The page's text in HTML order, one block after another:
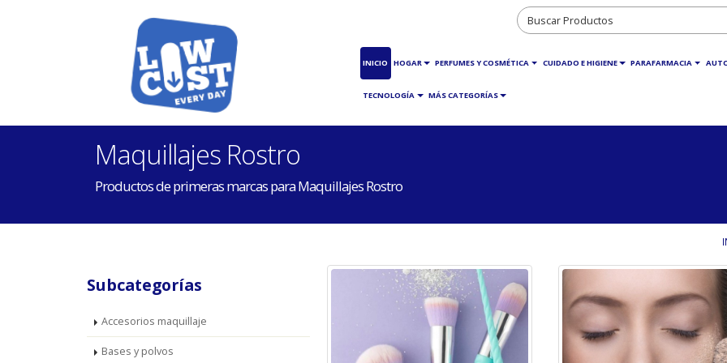
INICIO HOGAR PERFUMES Y COSMÉTICA CUIDADO E HIGIENE PARAFARMACIA
TECNOLOGÍA MÁS CATEGORÍAS
Maquillajes Rostro
Productos de primeras marcas para Maquillajes Rostro
Subcategorías
Accesorios maquillaje
Bases y polvos